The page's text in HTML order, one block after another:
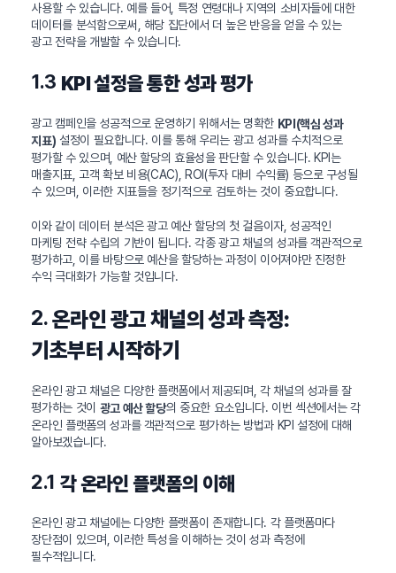
사용할 수 있습니다. 예를 들어, 특정 연령대나 지역의 소비자들에 대한
데이터를 분석함으로써, 해당 집단에서 더 높은 반응을 얻을 수 있는
광고 전략을 개발할 수 있습니다.
1.3 KPI 설정을 통한 성과 평가
광고 캠페인을 성공적으로 운영하기 위해서는 명확한 KPI(핵심 성과
지표) 설정이 필요합니다. 이를 통해 우리는 광고 성과를 수치적으로
평가할 수 있으며, 예산 할당의 효율성을 판단할 수 있습니다. KPI는
매출지표, 고객 확보 비용(CAC), ROI(투자 대비 수익률) 등으로 구성될
수 있으며, 이러한 지표들을 정기적으로 검토하는 것이 중요합니다.
이와 같이 데이터 분석은 광고 예산 할당의 첫 걸음이자, 성공적인
마케팅 전략 수립의 기반이 됩니다. 각종 광고 채널의 성과를 객관적으로
평가하고, 이를 바탕으로 예산을 할당하는 과정이 이어져야만 진정한
수익 극대화가 가능할 것입니다.
2.온라인 광고 채널의 성과 측정:
기초부터 시작하기
온라인 광고 채널은 다양한 플랫폼에서 제공되며, 각 채널의 성과를 잘
평가하는 것이 광고 예산 할당의 중요한 요소입니다. 이번 섹션에서는 각
온라인 플랫폼의 성과를 객관적으로 평가하는 방법과 KPI 설정에 대해
알아보겠습니다.
2.1 각 온라인 플랫폼의 이해
온라인 광고 채널에는 다양한 플랫폼이 존재합니다. 각 플랫폼마다
장단점이 있으며, 이러한 특성을 이해하는 것이 성과 측정에
필수적입니다.